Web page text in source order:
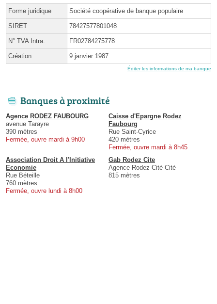
Forme juridique Société coopérative de banque populaire
SIRET 78427577801048
N° TVA Intra. FR02784275778
Création 9 janvier 1987
Éditer les informations de ma banque
Banques à proximité
Agence RODEZ FAUBOURG
avenue Tarayre
390 mètres
Fermée, ouvre mardi à 9h00
Caisse d'Epargne Rodez
Faubourg
Rue Saint-Cyrice
420 mètres
Fermée, ouvre mardi à 8h45
Association Droit A l'Initiative
Economie
Rue Béteille
760 mètres
Fermée, ouvre lundi à 8h00
Gab Rodez Cite
Agence Rodez Cité Cité
815 mètres